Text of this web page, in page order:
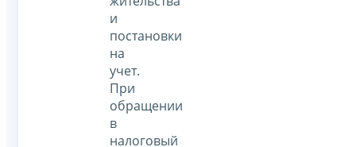
и
постановки
на
учет.
При
обращении
в
налоговый